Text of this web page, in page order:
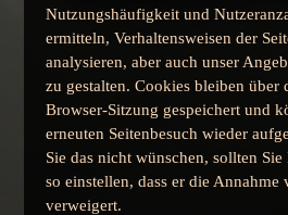
Nutzungshäufigkeit und
ermitteln, Verhaltensweisen der
analysieren, aber auch unser
zu gestalten. Cookies bleiben über
Browser-Sitzung gespeichert und
erneuten Seitenbesuch wieder
Sie das nicht wünschen, sollten
so einstellen, dass er die Annahme
verweigert.